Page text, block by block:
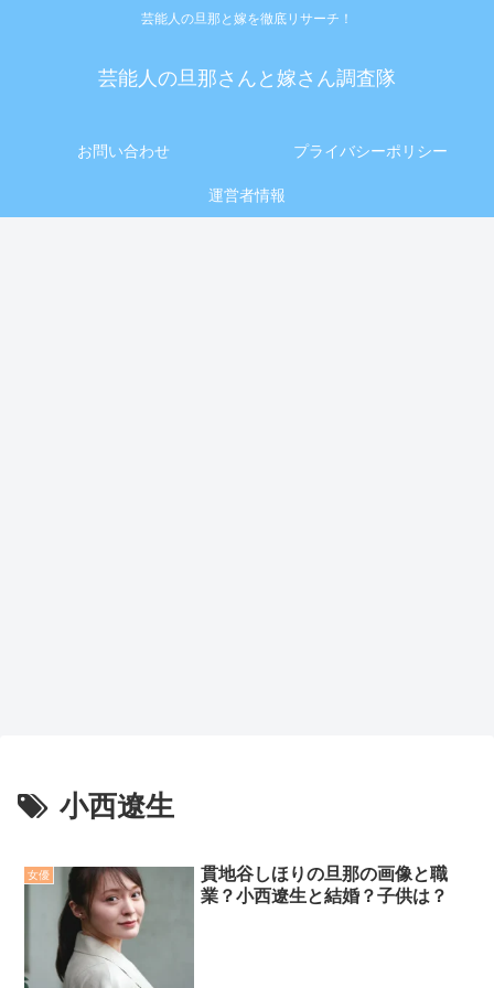
芸能人の旦那と嫁を徹底リサーチ！
芸能人の旦那さんと嫁さん調査隊
お問い合わせ プライバシーポリシー
運営者情報
小西遼生
女優
貫地谷しほりの旦那の画像と職
業？小西遼生と結婚？子供は？